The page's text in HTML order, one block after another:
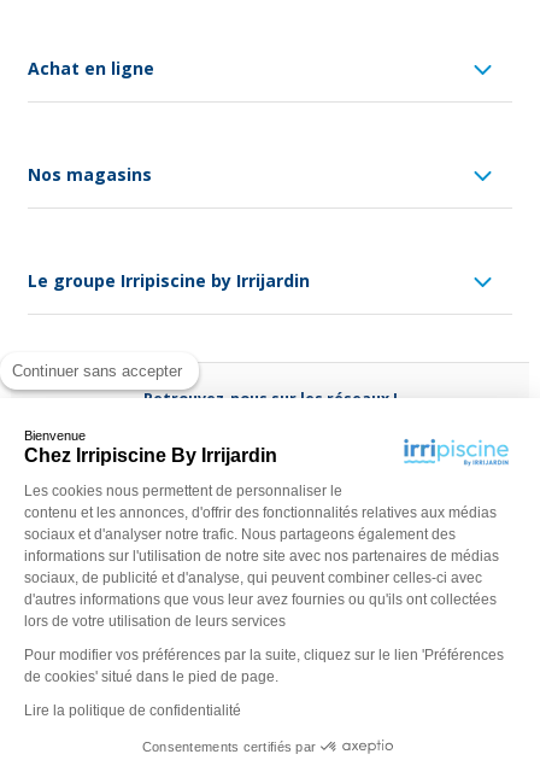
Continuer sans accepter
Bienvenue
Chez Irripiscine By Irrijardin
Les cookies nous permettent de personnaliser le
contenu et les annonces, d'offrir des fonctionnalités relatives aux médias
sociaux et d'analyser notre trafic. Nous partageons également des
informations sur l'utilisation de notre site avec nos partenaires de médias
sociaux, de publicité et d'analyse, qui peuvent combiner celles-ci avec
d'autres informations que vous leur avez fournies ou qu'ils ont collectées
lors de votre utilisation de leurs services
Pour modifier vos préférences par la suite, cliquez sur le lien 'Préférences
de cookies' situé dans le pied de page.
Lire la politique de confidentialité
Consentements certifiés par
Achat en ligne
Nos magasins
Le groupe Irripiscine by Irrijardin
Retrouvez-nous sur les réseaux !
Besoin d'aide ?
0970 818 918 (appel non surtaxé)
Du lundi au vendredi de9 h - 13 hà14 h - 18 h ou contactez-
nous vianotre formulaire